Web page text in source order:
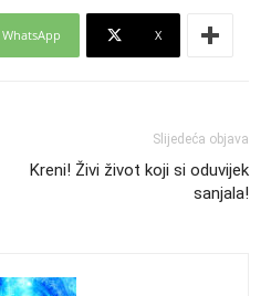
WhatsApp X
Slijedeća objava
Kreni! Živi život koji si oduvijek
sanjala!